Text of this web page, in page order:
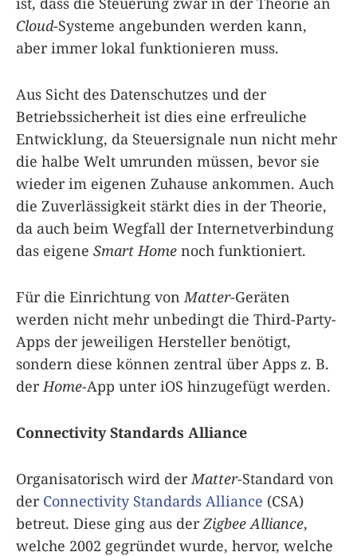
Cloud-Systeme angebunden werden kann,
aber immer lokal funktionieren muss.
Aus Sicht des Datenschutzes und der
Betriebssicherheit ist dies eine erfreuliche
Entwicklung, da Steuersignale nun nicht mehr
die halbe Welt umrunden müssen, bevor sie
wieder im eigenen Zuhause ankommen. Auch
die Zuverlässigkeit stärkt dies in der Theorie,
da auch beim Wegfall der Internetverbindung
das eigene Smart Home noch funktioniert.
Für die Einrichtung von Matter-Geräten
werden nicht mehr unbedingt die Third-Party-
Apps der jeweiligen Hersteller benötigt,
sondern diese können zentral über Apps z. B.
der Home-App unter iOS hinzugefügt werden.
Connectivity Standards Alliance
Organisatorisch wird der Matter-Standard von
der Connectivity Standards Alliance (CSA)
betreut. Diese ging aus derZigbee Alliance,
welche 2002 gegründet wurde, hervor, welche